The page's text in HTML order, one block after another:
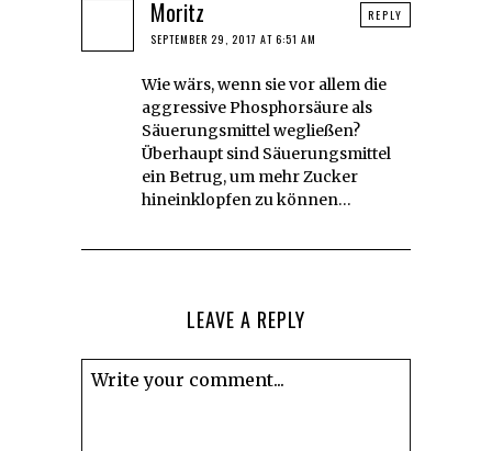
Moritz
SEPTEMBER 29, 2017 AT 6:51 AM
Wie wärs, wenn sie vor allem die
aggressive Phosphorsäure als
Säuerungsmittel wegließen?
Überhaupt sind Säuerungsmittel
ein Betrug, um mehr Zucker
hineinklopfen zu können…
REPLY
LEAVE A REPLY